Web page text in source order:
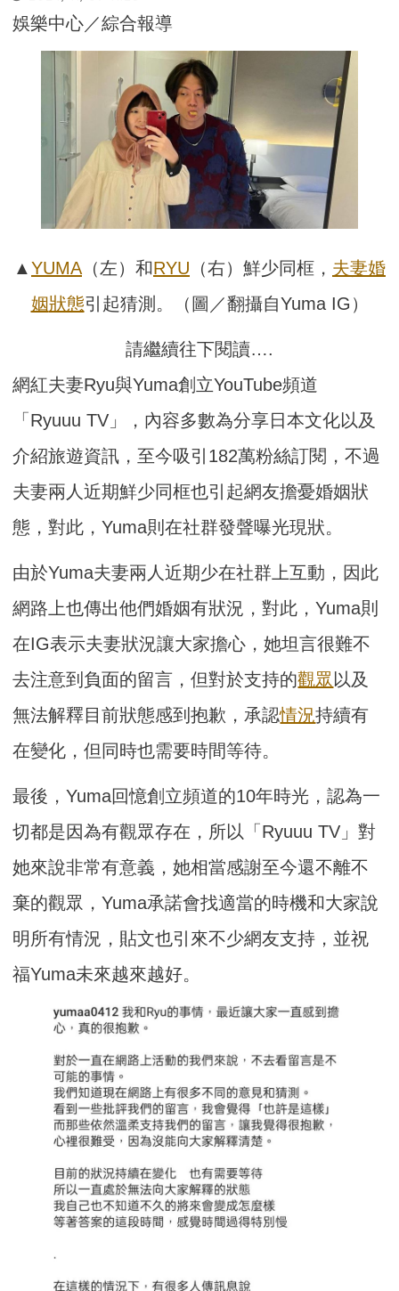
娛樂中心／綜合報導
▲YUMA（左）和RYU （右）鮮少同框， 夫妻婚
姻狀態引起猜測。（圖／翻攝自Yuma IG）
請繼續往下閱讀….
網紅夫妻Ryu與Yuma創立YouTube頻道
「Ryuuu TV」，內容多數為分享日本文化以及
介紹旅遊資訊，至今吸引182萬粉絲訂閱，不過
夫妻兩人近期鮮少同框也引起網友擔憂婚姻狀
態，對此，Yuma則在社群發聲曝光現狀。
由於Yuma夫妻兩人近期少在社群上互動，因此
網路上也傳出他們婚姻有狀況，對此，Yuma則
在IG表示夫妻狀況讓大家擔心，她坦言很難不
去注意到負面的留言，但對於支持的觀眾以及
無法解釋目前狀態感到抱歉，承認情況持續有
在變化，但同時也需要時間等待。
最後，Yuma回憶創立頻道的10年時光，認為一
切都是因為有觀眾存在，所以「Ryuuu TV」對
她來說非常有意義，她相當感謝至今還不離不
棄的觀眾，Yuma承諾會找適當的時機和大家說
明所有情況，貼文也引來不少網友支持，並祝
福Yuma未來越來越好。